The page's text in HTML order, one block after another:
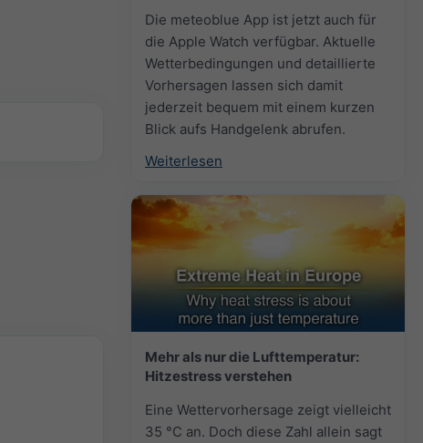
Die meteoblue App ist jetzt auch für
die Apple Watch verfügbar. Aktuelle
Wetterbedingungen und detaillierte
Vorhersagen lassen sich damit
jederzeit bequem mit einem kurzen
Blick aufs Handgelenk abrufen.
Weiterlesen
Mehr als nur die Lufttemperatur:
Hitzestress verstehen
Eine Wettervorhersage zeigt vielleicht
35 °C an. Doch diese Zahl allein sagt